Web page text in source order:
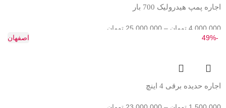
اجاره پمپ هیدرولیک 700 بار
4,000,000 تومان –
25,000,000 تومان
-49%
اصفهان
اجاره حدیده برقی 4 اینچ